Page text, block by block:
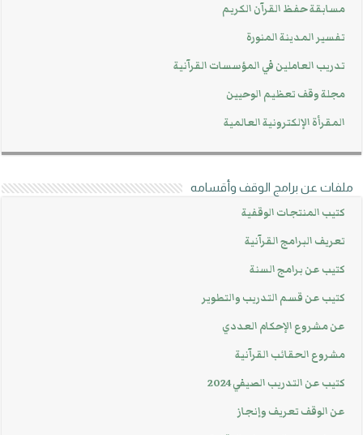
مسابقة حفظ القرآن الكريم
تفسير المدينة المنورة
تدريب العاملين في المؤسسات القرآنية
مجلة وقف تعظيم الوحيين
المقرأة الإلكترونية العالمية
ملفات عن برامج الوقف وأقسامه
كتيب المنتجات الوقفية
تعريف البرامج القرآنية
كتيب عن برامج السنة
كتيب عن قسم التدريب والتطوير
عن مشروع الإحكام العددي
مشروع الحقائب القرآنية
كتيب عن التدريب الصيفي 2024
عن الوقف تعريف وإنجاز